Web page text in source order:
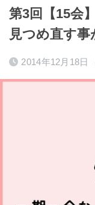
第3回【15会
見つめ直す
2014年12月18日